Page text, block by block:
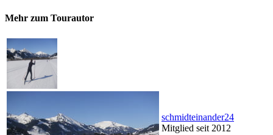
Mehr zum Tourautor
schmidteinander24
Mitglied seit 2012